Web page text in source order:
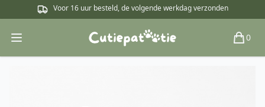
Voor 16 uur besteld, de volgende werkdag verzonden
Open main menu 0